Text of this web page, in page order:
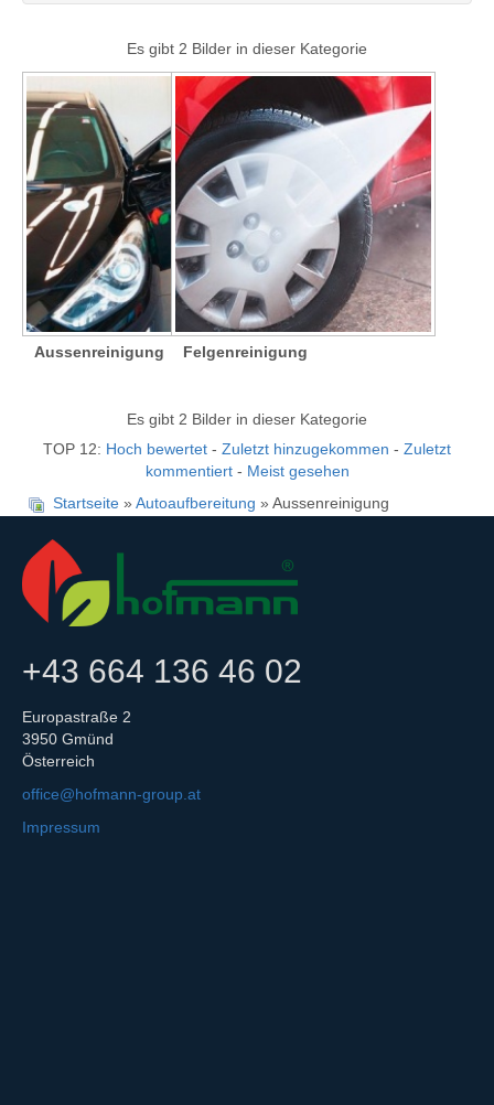
Es gibt 2 Bilder in dieser Kategorie
Aussenreinigung Felgenreinigung
Es gibt 2 Bilder in dieser Kategorie
TOP 12: Hoch bewertet - Zuletzt hinzugekommen - Zuletzt
kommentiert- Meist gesehen
Startseite » Autoaufbereitung » Aussenreinigung
+43 664 136 46 02
Europastraße 2
3950 Gmünd
Österreich
office@hofmann-group.at
Impressum